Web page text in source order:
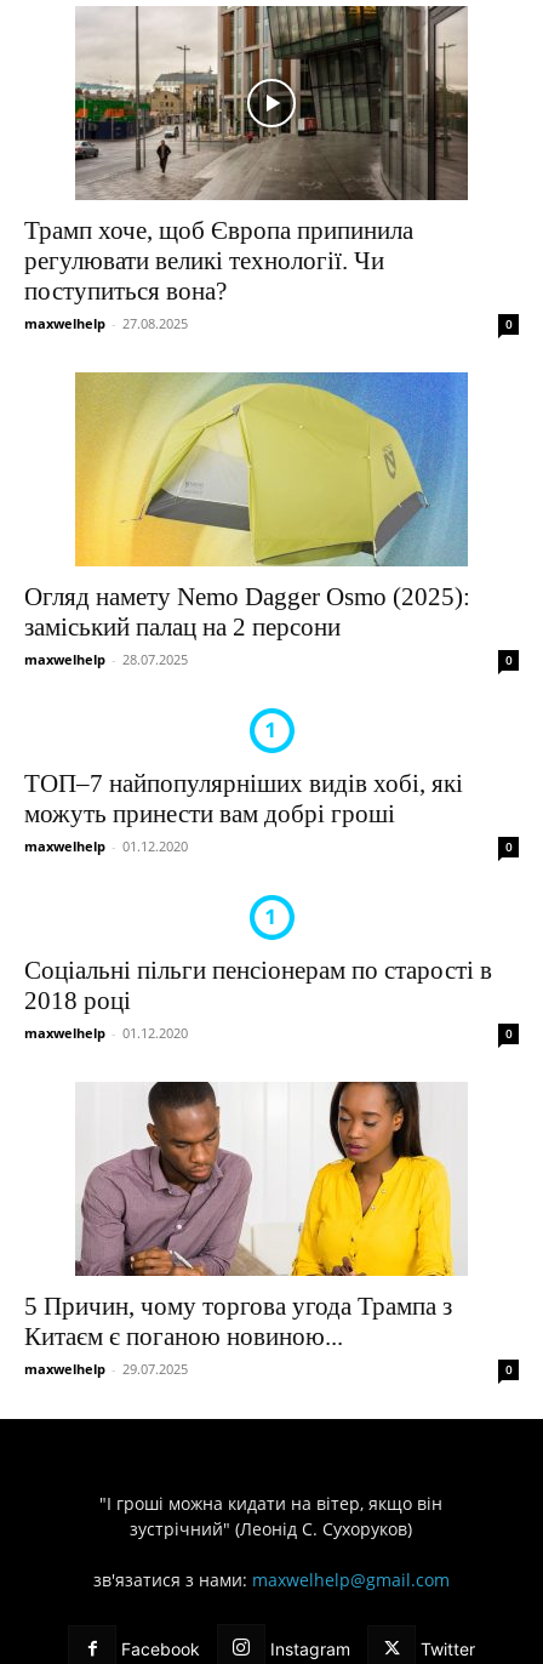
Трамп хоче, щоб Європа припинила
регулювати великі технології. Чи
поступиться вона?
maxwelhelp - 27.08.2025 0
Огляд намету Nemo Dagger Osmo (2025):
заміський палац на 2 персони
maxwelhelp - 28.07.2025 0
ТОП–7 найпопулярніших видів хобі, які
можуть принести вам добрі гроші
maxwelhelp - 01.12.2020 0
Соціальні пільги пенсіонерам по старості в
2018 році
maxwelhelp - 01.12.2020 0
5 Причин, чому торгова угода Трампа з
Китаєм є поганою новиною...
maxwelhelp - 29.07.2025 0
"І гроші можна кидати на вітер, якщо він
зустрічний" (Леонід С. Сухоруков)
зв'язатися з нами: maxwelhelp@gmail.com
Facebook Instagram Twitter